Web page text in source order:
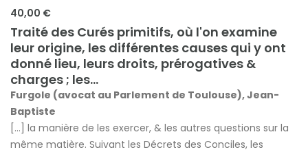
40,00 €
Traité des Curés primitifs, où l'on examine
leur origine, les différentes causes qui y ont
donné lieu, leurs droits, prérogatives &
charges ; les...
Furgole (avocat au Parlement de Toulouse), Jean-
Baptiste
[...] la manière de les exercer, & les autres questions sur la
même matière. Suivant les Décrets des Conciles, les